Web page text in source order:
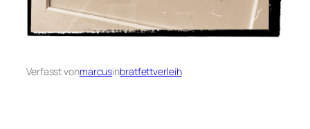
Verfasst vonmarcusinbratfettverleih